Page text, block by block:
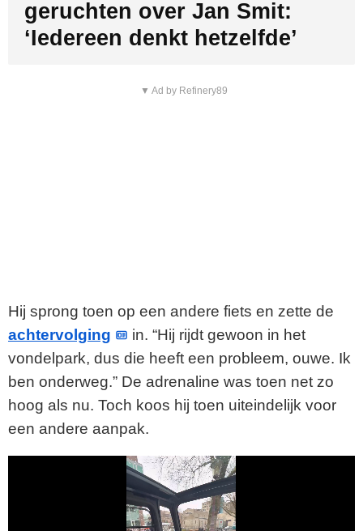
geruchten over Jan Smit:
‘Iedereen denkt hetzelfde’
▼ Ad by Refinery89
Hij sprong toen op een andere fiets en zette de
achtervolging
in. “Hij rijdt gewoon in het
vondelpark, dus die heeft een probleem, ouwe. Ik
ben onderweg.” De adrenaline was toen net zo
hoog als nu. Toch koos hij toen uiteindelijk voor
een andere aanpak.